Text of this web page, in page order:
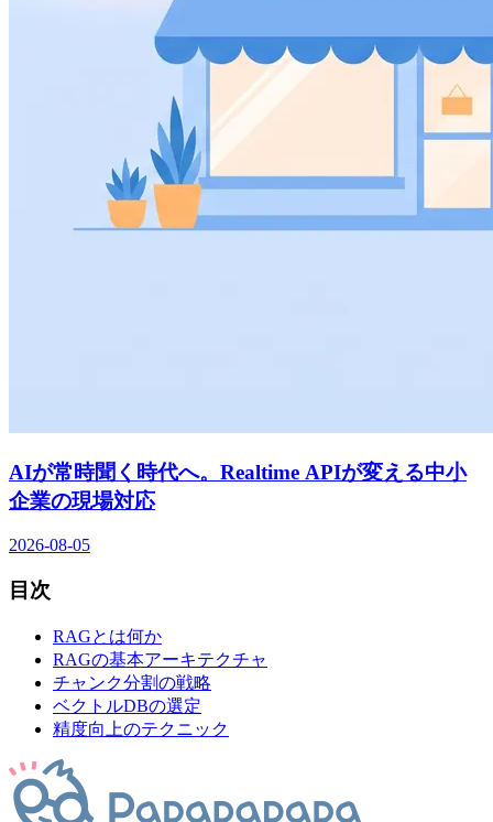
AIが常時聞く時代へ。Realtime APIが変える中小
企業の現場対応
2026-08-05
目次
RAGとは何か
RAGの基本アーキテクチャ
チャンク分割の戦略
ベクトルDBの選定
精度向上のテクニック